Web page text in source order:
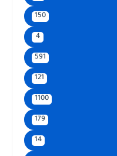
150
4
591
121
1100
179
14